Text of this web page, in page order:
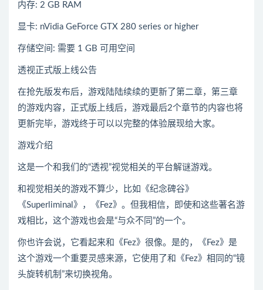
内存: 2 GB RAM
显卡: nVidia GeForce GTX 280 series or higher
存储空间: 需要 1 GB 可用空间
透视正式版上线公告
在抢先版发布后，游戏陆陆续续的更新了第二章，第三章
的游戏内容，正式版上线后，游戏最后2个章节的内容也将
更新完毕，游戏终于可以以完整的体验展现给大家。
游戏介绍
这是一个和我们的“透视”视觉相关的平台解谜游戏。
和视觉相关的游戏不算少，比如《纪念碑谷》
《Superliminal》，《Fez》。但我相信，即使和这些著名游
戏相比，这个游戏也会是“与众不同”的一个。
你也许会说，它看起来和《Fez》很像。是的，《Fez》是
这个游戏一个重要灵感来源，它使用了和《Fez》相同的“镜
头旋转机制”来切换视角。